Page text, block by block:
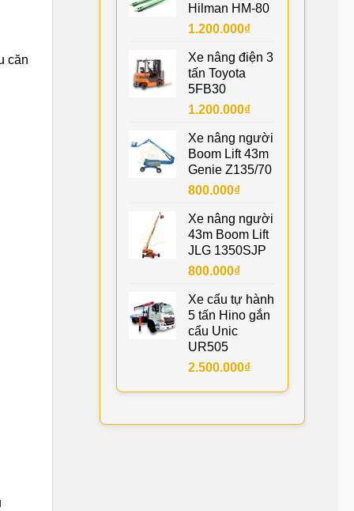
căn
Hilman HM-80
1.200.000₫
Xe nâng điện 3
tấn Toyota
5FB30
1.200.000₫
Xe nâng người
Boom Lift 43m
Genie Z135/70
800.000₫
Xe nâng người
43m Boom Lift
JLG 1350SJP
800.000₫
Xe cẩu tự hành
5 tấn Hino gắn
cẩu Unic
UR505
2.500.000₫